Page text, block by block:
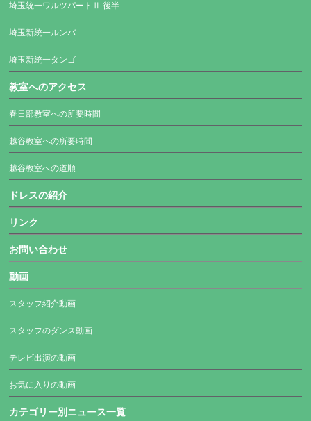
埼玉統一ワルツパートⅡ 後半
埼玉新統一ルンバ
埼玉新統一タンゴ
教室へのアクセス
春日部教室への所要時間
越谷教室への所要時間
越谷教室への道順
ドレスの紹介
リンク
お問い合わせ
動画
スタッフ紹介動画
スタッフのダンス動画
テレビ出演の動画
お気に入りの動画
カテゴリー別ニュース一覧